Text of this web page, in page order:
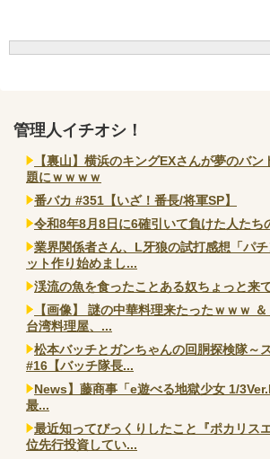
管理人イチオシ！
【裏山】横浜のキングEXさんが夢のバ
題にｗｗｗｗ
番バカ #351【いざ！番長/将軍SP】
令和8年8月8日に6確引いて負けた人た
業界関係者さん、L牙狼の試打感想「パ
ット作り始めまし...
渓流の魚を食ったことある奴ちょっと来
【画像】 謎の中華料理来たったｗｗｗ
台湾料理屋、...
松本バッチとガンちゃんの回胴探検隊～
#16【バッチ隊長...
News】藤商事「e遊べる地獄少女 1/
最...
最近知ってびっくりしたこと『ポカリス
位先行投資してい...